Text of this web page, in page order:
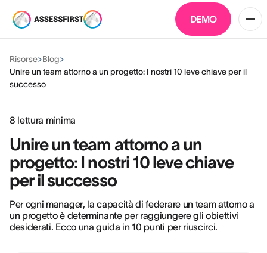
DEMO
Risorse Blog
Unire un team attorno a un progetto: I nostri 10 leve chiave per il
successo
8 lettura minima
Unire un team attorno a un
progetto: I nostri 10 leve chiave
per il successo
Per ogni manager, la capacità di federare un team attorno a
un progetto è determinante per raggiungere gli obiettivi
desiderati. Ecco una guida in 10 punti per riuscirci.